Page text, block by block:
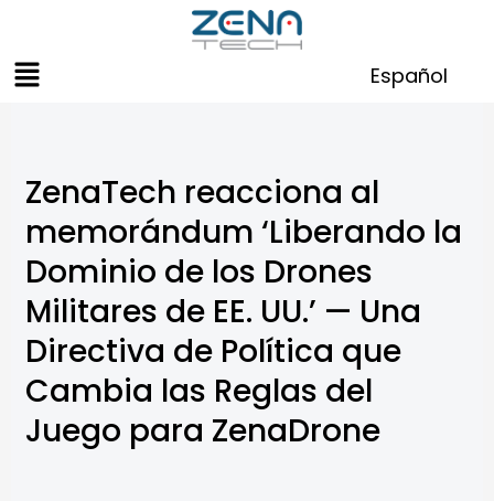
content
Menu Español
ZenaTech reacciona al
memorándum ‘Liberando la
Dominio de los Drones
Militares de EE. UU.’ — Una
Directiva de Política que
Cambia las Reglas del
Juego para ZenaDrone